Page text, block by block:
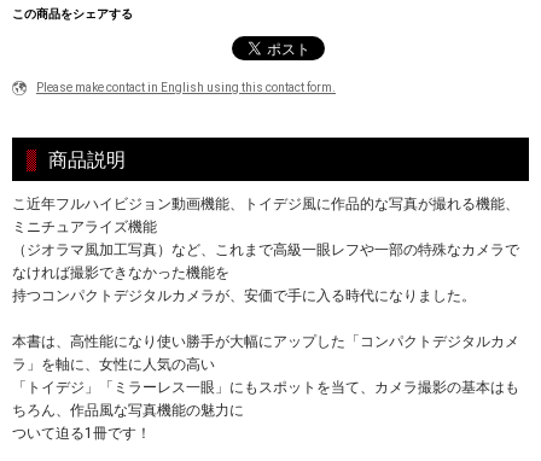
この商品をシェアする
Please make contact in English using this contact form.
商品説明
こ近年フルハイビジョン動画機能、トイデジ風に作品的な写真が撮れる機能、
ミニチュアライズ機能
（ジオラマ風加工写真）など、これまで高級一眼レフや一部の特殊なカメラで
なければ撮影できなかった機能を
持つコンパクトデジタルカメラが、安価で手に入る時代になりました。
本書は、高性能になり使い勝手が大幅にアップした「コンパクトデジタルカメ
ラ」を軸に、女性に人気の高い
「トイデジ」「ミラーレス一眼」にもスポットを当て、カメラ撮影の基本はも
ちろん、作品風な写真機能の魅力に
ついて迫る1冊です！